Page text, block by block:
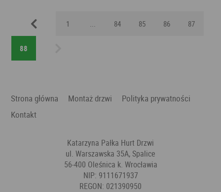
Previous 1 ... 84 85 86 87
88
Strona główna Montaż drzwi
Polityka prywatności
Kontakt
Katarzyna Pałka Hurt Drzwi
ul. Warszawska 35A, Spalice
56-400 Oleśnica k. Wrocławia
NIP: 9111671937
REGON: 021390950